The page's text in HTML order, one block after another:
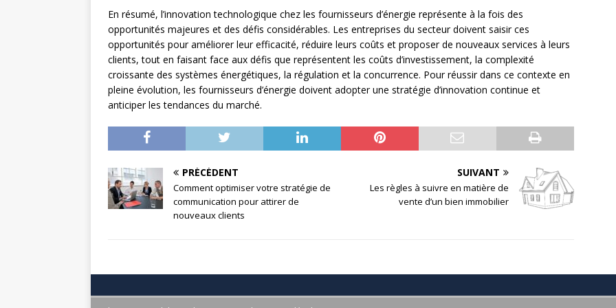
En résumé, l’innovation technologique chez les fournisseurs d’énergie représente à la fois des
opportunités majeures et des défis considérables. Les entreprises du secteur doivent saisir ces
opportunités pour améliorer leur efficacité, réduire leurs coûts et proposer de nouveaux services à leurs
clients, tout en faisant face aux défis que représentent les coûts d’investissement, la complexité
croissante des systèmes énergétiques, la régulation et la concurrence. Pour réussir dans ce contexte en
pleine évolution, les fournisseurs d’énergie doivent adopter une stratégie d’innovation continue et
anticiper les tendances du marché.
PRÉCÉDENT
Comment optimiser votre stratégie de
communication pour attirer de
nouveaux clients
SUIVANT
Les règles à suivre en matière de
vente d’un bien immobilier